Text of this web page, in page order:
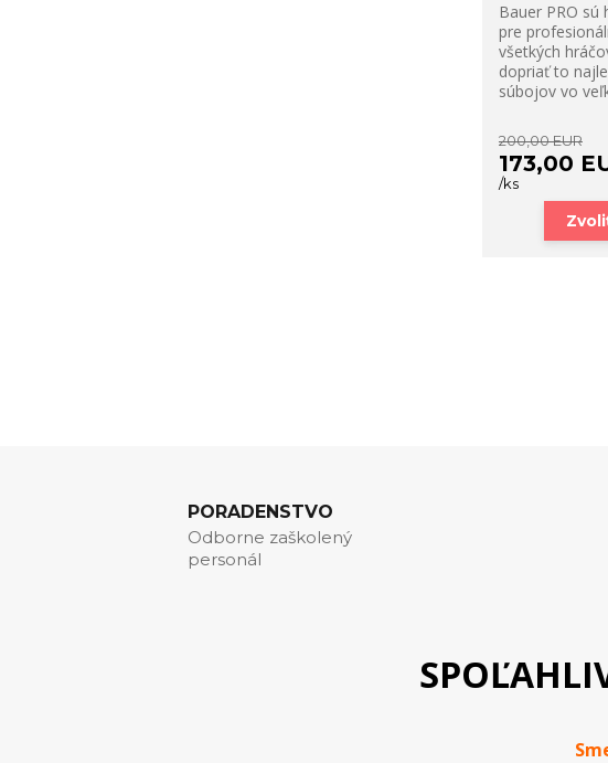
Bauer PRO sú
pre
všetkých
dopriať to
súbojov vo
200,00 EUR
173,00
/ks
PORADENSTVO
Odborne zaškolený
personál